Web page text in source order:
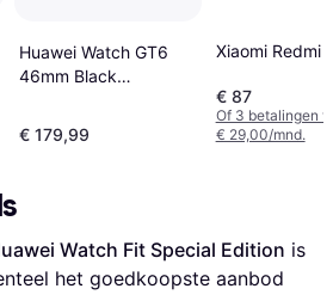
Huawei Watch GT6
46mm Black
€ 179,99
Xiaomi Redmi
€ 87
Of 3 betalingen
€ 29,00/mnd.
Watch Fit Special Edition
het goedkoopste aanbod